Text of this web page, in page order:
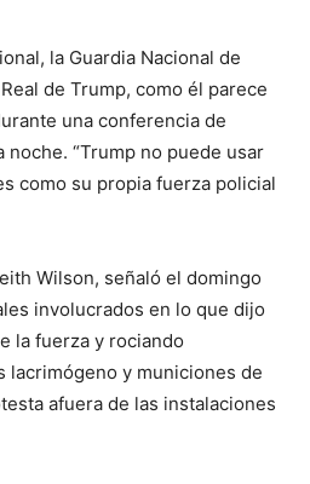
la Guardia Nacional de
de Trump, como él parece
una conferencia de
“Trump no puede usar
como su propia fuerza policial
Wilson, señaló el domingo
involucrados en lo que dijo
la fuerza y rociando
lacrimógeno y municiones de
afuera de las instalaciones